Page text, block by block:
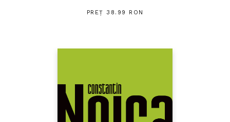
PREȚ 38.99 RON